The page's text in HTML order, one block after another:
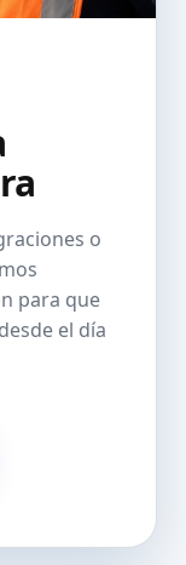
o
para que
el día